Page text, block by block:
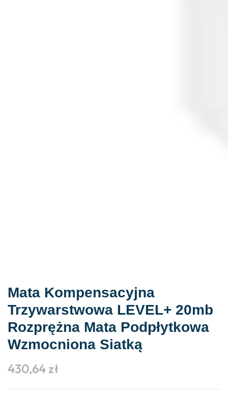
Mata Kompensacyjna
Trzywarstwowa LEVEL+ 20mb
Rozprężna Mata Podpłytkowa
Wzmocniona Siatką
430,64zł